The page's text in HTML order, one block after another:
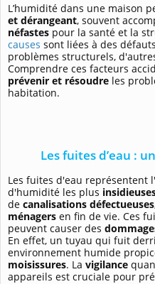
L’humidité dans une maison
et dérangeant, souvent
néfastes pour la santé et la
causes sont liées à des
problèmes structurels,
Comprendre ces facteurs
prévenir et résoudre les
habitation.
Les fuites d’eau :
Les fuites d'eau représentent
d'humidité les plus
de canalisations défectueuses
ménagers en fin de vie. Ces
peuvent causer des
En effet, un tuyau qui fuit
environnement humide
moisissures. La vigilance
appareils est cruciale pour